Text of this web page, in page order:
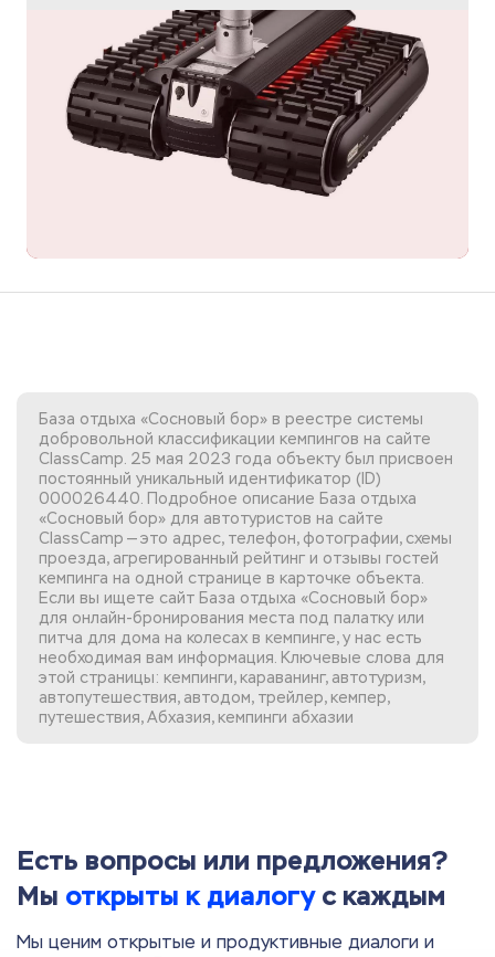
База отдыха «Сосновый бор» в реестре системы
добровольной классификации кемпингов на сайте
ClassCamp. 25 мая 2023 года объекту был присвоен
постоянный уникальный идентификатор (ID)
000026440. Подробное описание База отдыха
«Сосновый бор» для автотуристов на сайте
ClassCamp — это адрес, телефон, фотографии, схемы
проезда, агрегированный рейтинг и отзывы гостей
кемпинга на одной странице в карточке объекта.
Если вы ищете сайт База отдыха «Сосновый бор»
для онлайн-бронирования места под палатку или
питча для дома на колесах в кемпинге, у нас есть
необходимая вам информация. Ключевые слова для
этой страницы: кемпинги, караванинг, автотуризм,
автопутешествия, автодом, трейлер, кемпер,
путешествия, Абхазия, кемпинги абхазии
Есть вопросы или предложения?
Мы открыты к диалогус каждым
Мы ценим открытые и продуктивные диалоги и